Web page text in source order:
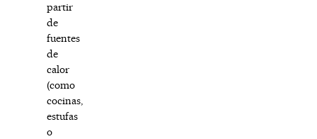
partir
de
fuentes
de
calor
(como
cocinas,
estufas
o